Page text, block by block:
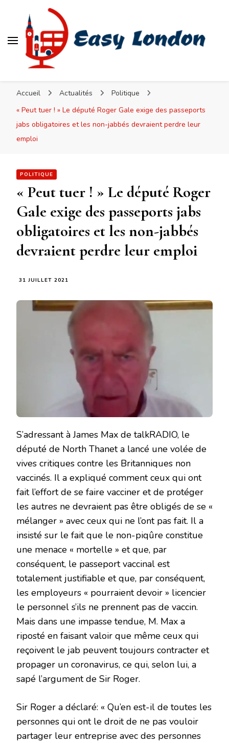
Accueil Actualités
Politique
« Peut tuer ! » Le député Roger Gale exige des passeports
jabs obligatoires et les non-jabbés devraient perdre leur
emploi
POLITIQUE
« Peut tuer ! » Le député Roger
Gale exige des passeports jabs
obligatoires et les non-jabbés
devraient perdre leur emploi
31 JUILLET 2021
S’adressant à James Max de talkRADIO, le
député de North Thanet a lancé une volée de
vives critiques contre les Britanniques non
vaccinés. Il a expliqué comment ceux qui ont
fait l’effort de se faire vacciner et de protéger
les autres ne devraient pas être obligés de se «
mélanger » avec ceux qui ne l’ont pas fait. Il a
insisté sur le fait que le non-piqûre constitue
une menace « mortelle » et que, par
conséquent, le passeport vaccinal est
totalement justifiable et que, par conséquent,
les employeurs « pourraient devoir » licencier
le personnel s’ils ne prennent pas de vaccin.
Mais dans une impasse tendue, M. Max a
riposté en faisant valoir que même ceux qui
reçoivent le jab peuvent toujours contracter et
propager un coronavirus, ce qui, selon lui, a
sapé l’argument de Sir Roger.
Sir Roger a déclaré: « Qu’en est-il de toutes les
personnes qui ont le droit de ne pas vouloir
partager leur entreprise avec des personnes